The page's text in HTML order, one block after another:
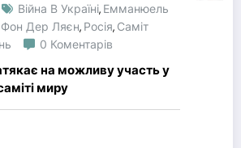
Війна В Україні, Емманюель
Фон Дер Ляєн, Росія, Саміт
0 Коментарів
на можливу участь у
миру